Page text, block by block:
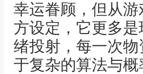
幸运眷顾，但从
方设定，它更多
绪投射，每一次
于复杂的算法与